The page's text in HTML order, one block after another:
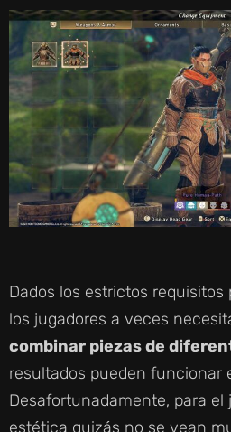
Dados los estrictos requisitos
los jugadores a veces
combinar piezas de
resultados pueden funcionar
Desafortunadamente, para el
estética quizás no se vean